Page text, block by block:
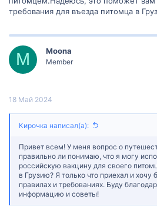
требования для въезда питомца в
M Moona
Member
18 Май 2024
Кирочка написал(а):
Привет всем! У меня вопрос о
правильно ли понимаю, что я могу
российскую вакцину для своего
в Грузию? Я только что приехал и
правилах и требованиях. Буду
информацию и советы!